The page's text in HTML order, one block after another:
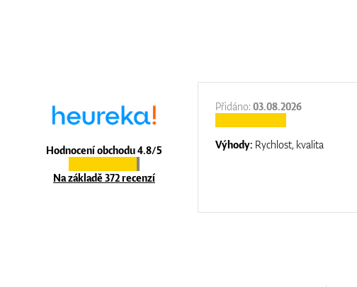
Hodnocení obchodu 4.8/5
Na základě 372 recenzí
Přidáno:03.08.2026
Výhody: Rychlost, kvalita